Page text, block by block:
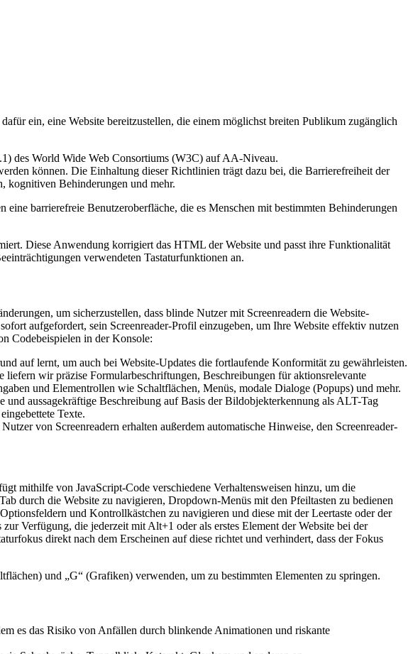
ein, eine Website bereitzustellen, die einem möglichst breiten Publikum zugänglich
des World Wide Web Consortiums (W3C) auf AA-Niveau.
können. Die Einhaltung dieser Richtlinien trägt dazu bei, die Barrierefreiheit der
kognitiven Behinderungen und mehr.
barrierefreie Benutzeroberfläche, die es Menschen mit bestimmten Behinderungen
Diese Anwendung korrigiert das HTML der Website und passt ihre Funktionalität
verwendeten Tastaturfunktionen an.
um sicherzustellen, dass blinde Nutzer mit Screenreadern die Website-
aufgefordert, sein Screenreader-Profil einzugeben, um Ihre Website effektiv nutzen
Codebeispielen in der Konsole:
auf lernt, um auch bei Website-Updates die fortlaufende Konformität zu gewährleisten.
wir präzise Formularbeschriftungen, Beschreibungen für aktionsrelevante
und Elementrollen wie Schaltflächen, Menüs, modale Dialoge (Popups) und mehr.
aussagekräftige Beschreibung auf Basis der Bildobjekterkennung als ALT-Tag
Texte.
von Screenreadern erhalten außerdem automatische Hinweise, den Screenreader-
mithilfe von JavaScript-Code verschiedene Verhaltensweisen hinzu, um die
durch die Website zu navigieren, Dropdown-Menüs mit den Pfeiltasten zu bedienen
und Kontrollkästchen zu navigieren und diese mit der Leertaste oder der
Verfügung, die jederzeit mit Alt+1 oder als erstes Element der Website bei der
direkt nach dem Erscheinen auf diese richtet und verhindert, dass der Fokus
und „G“ (Grafiken) verwenden, um zu bestimmten Elementen zu springen.
es das Risiko von Anfällen durch blinkende Animationen und riskante